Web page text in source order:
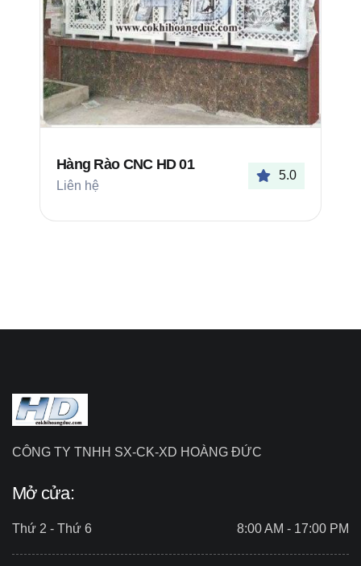
Hàng Rào CNC HD 01
Liên hệ
5.0
CÔNG TY TNHH SX-CK-XD HOÀNG ĐỨC
Mở cửa:
Thứ 2 - Thứ 6 8:00 AM - 17:00 PM